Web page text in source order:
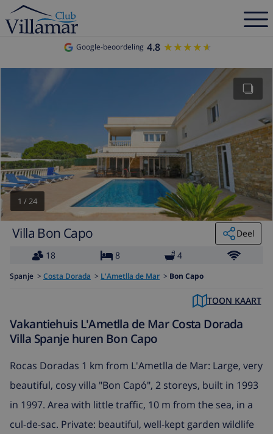
Google-beoordeling 4.8 ★★★★★
★★★★★
1 /24
Villa Bon Capo
Deel
18
8 4
Spanje > Costa Dorada > L'Ametlla de Mar > Bon Capo
TOON KAART
Vakantiehuis L'Ametlla de Mar Costa Dorada
Villa Spanje huren Bon Capo
Rocas Doradas 1 km from L'Ametlla de Mar: Large, very
beautiful, cosy villa "Bon Capó", 2 storeys, built in 1993
in 1997. Area with little traffic, 10 m from the sea, in a
cul-de-sac. Private: beautiful, well-kept garden wildlife